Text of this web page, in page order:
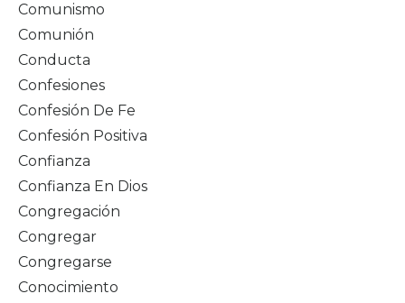
Comunismo
Comunión
Conducta
Confesiones
Confesión De Fe
Confesión Positiva
Confianza
Confianza En Dios
Congregación
Congregar
Congregarse
Conocimiento